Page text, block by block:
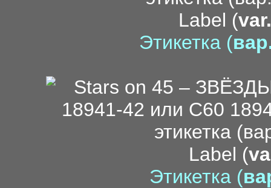
Label (
Этикетка (
Label (
Этикетка (